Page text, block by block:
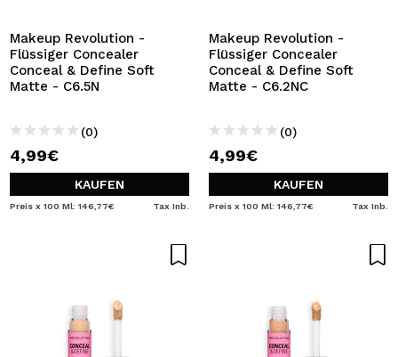
Makeup Revolution -
Flüssiger Concealer
Conceal & Define Soft
Matte - C6.5N
(0)
4,99€
KAUFEN
Preis x 100 Ml: 146,77€ Tax Inb.
Makeup Revolution -
Flüssiger Concealer
Conceal & Define Soft
Matte - C6.2NC
(0)
4,99€
KAUFEN
Preis x 100 Ml: 146,77€ Tax Inb.